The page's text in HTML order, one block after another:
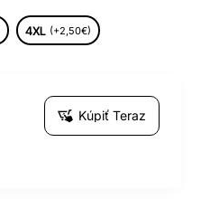
4XL (+2,50€)
Kúpiť Teraz